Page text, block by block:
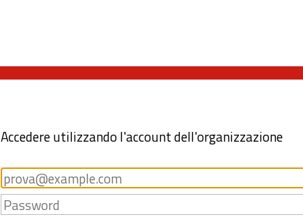
Accedere utilizzando l'account dell'organizzazione